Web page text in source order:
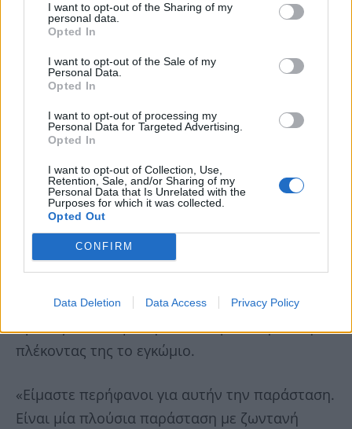
I want to opt-out of the Sharing of my
personal data.
Opted In
I want to opt-out of the Sale of my
Personal Data.
Opted In
I want to opt-out of processing my
Personal Data for Targeted Advertising.
Opted In
I want to opt-out of Collection, Use,
Retention, Sale, and/or Sharing of my
Personal Data that Is Unrelated with the
Purposes for which it was collected.
Opted Out
CONFIRM
Data Deletion Data Access Privacy Policy
«Είναι απίστευτο το πόσο καλή είναι
η Ελεονώρα Ζουγανέλη»
παράσταση «Η εκατομμυριούχος» που
πρωταγωνιστεί με την Ελεωνόρα Ζουγανέλη,
πλέκοντας της το εγκώμιο.
«Είμαστε περήφανοι για αυτήν την παράσταση.
Είναι μία πλούσια παράσταση με ζωντανή